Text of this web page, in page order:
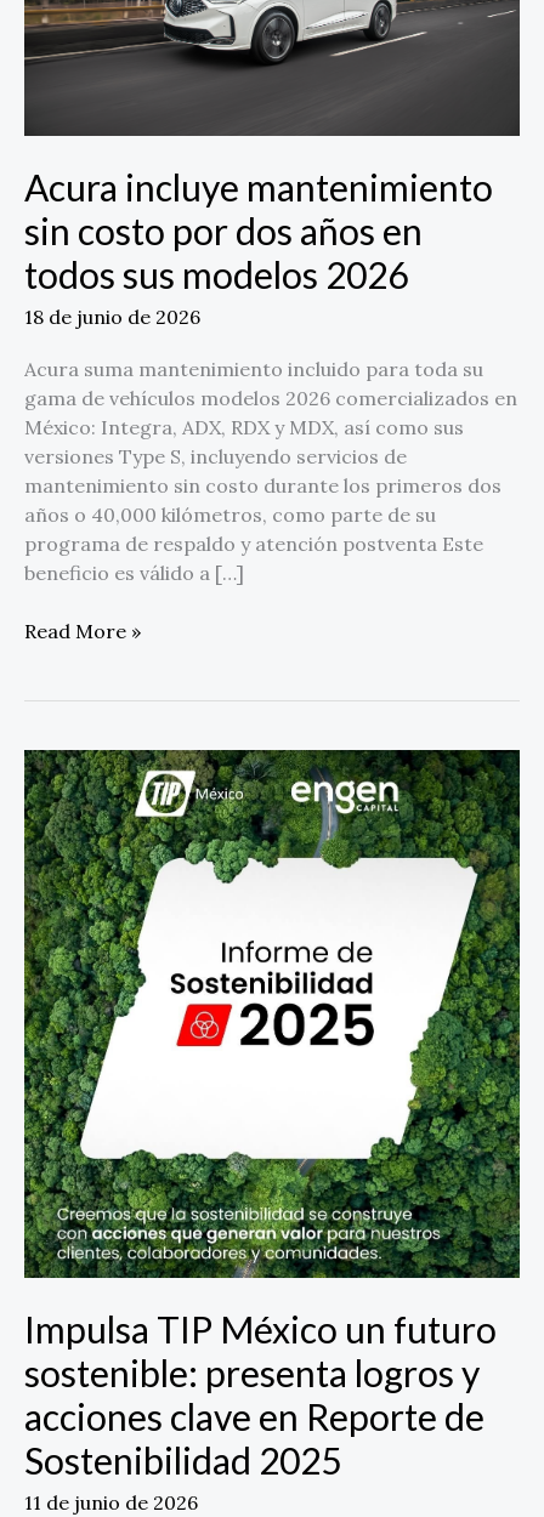
Acura incluye mantenimiento
sin costo por dos años en
todos sus modelos 2026
18 de junio de 2026
Acura suma mantenimiento incluido para toda su
gama de vehículos modelos 2026 comercializados en
México: Integra, ADX, RDX y MDX, así como sus
versiones Type S, incluyendo servicios de
mantenimiento sin costo durante los primeros dos
años o 40,000 kilómetros, como parte de su
programa de respaldo y atención postventa Este
beneficio es válido a […]
años
en
modelos
2026
Read More »
Impulsa TIP México un futuro
sostenible: presenta logros y
acciones clave en Reporte de
Sostenibilidad 2025
11 de junio de 2026
Impulsa
TIP
México
un
futuro
sostenible:
presenta
logros
y
acciones
clave
en
Reporte
de
Sostenibilidad
2025